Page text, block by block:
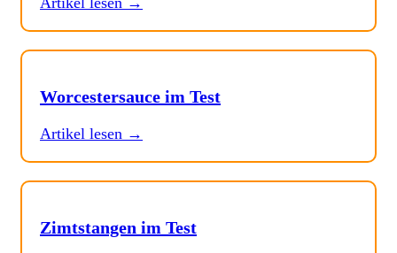
Worcestersauce im Test
Artikel lesen →
Zimtstangen im Test